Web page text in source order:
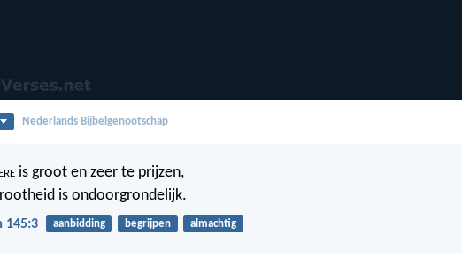
Nederlands Bijbelgenootschap
ere is groot en zeer te prijzen,
is ondoorgrondelijk.
145:3 aanbidding begrijpen almachtig